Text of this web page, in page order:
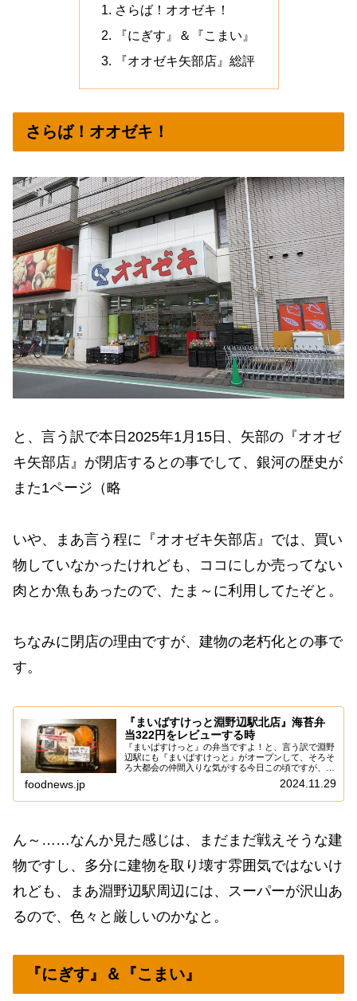
さらば！オオゼキ！
『にぎす』＆『こまい』
『オオゼキ矢部店』総評
さらば！オオゼキ！
と、言う訳で本日2025年1月15日、矢部の『オオゼ
キ矢部店』が閉店するとの事でして、銀河の歴史が
また1ページ（略
いや、まあ言う程に『オオゼキ矢部店』では、買い
物していなかったけれども、ココにしか売ってない
肉とか魚もあったので、たま～に利用してたぞと。
ちなみに閉店の理由ですが、建物の老朽化との事で
す。
『まいばすけっと淵野辺駅北店』海苔弁
当322円をレビューする時
『まいばすけっと』の弁当ですよ！と、言う訳で淵野
辺駅にも『まいばすけっと』がオープンして、そろそ
ろ大都会の仲間入りな気がする今日この頃ですが、あ
えて言おう！「正直、全然流行ってないと！」うん。
そりゃ周囲には激安スーパーが何軒もあるし、コン
foodnews.jp 2024.11.29
ん～……なんか見た感じは、まだまだ戦えそうな建
物ですし、多分に建物を取り壊す雰囲気ではないけ
れども、まあ淵野辺駅周辺には、スーパーが沢山あ
るので、色々と厳しいのかなと。
『にぎす』＆『こまい』